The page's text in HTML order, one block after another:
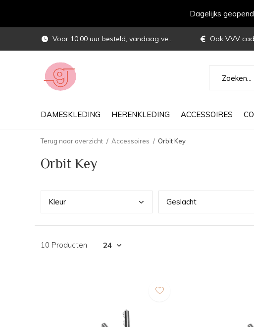
DAMESKLEDING HERENKLEDING ACCESSOIRES
Voor 10.00 uur besteld, vandaag verstuurd Ook VVV
Dagelijks
Terug naar overzicht Accessoires Orbit Key
Orbit Key
Kleur Geslacht
10 Producten